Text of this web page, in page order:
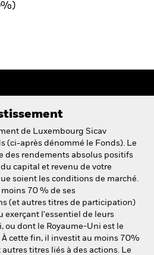
de Luxembourg Sicav
(ci-après dénommé le Fonds). Le
des rendements absolus positifs
capital et revenu de votre
soient les conditions de marché.
70 % de ses
(et autres titres de participation)
exerçant l'essentiel de leurs
ou dont le Royaume-Uni est le
cette fin, il investit au moins 70%
titres liés à des actions. Le